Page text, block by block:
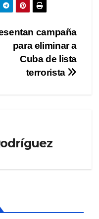
campaña
para eliminar a
Cuba de lista
terrorista